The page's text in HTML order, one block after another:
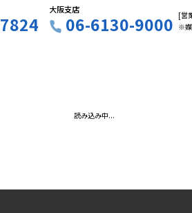
大阪支店
06-6130-9000 [営
※媒
読み込み中...